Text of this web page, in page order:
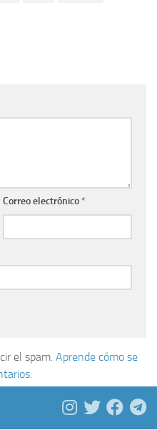
Correo electrónico*
el spam. Aprende cómo se